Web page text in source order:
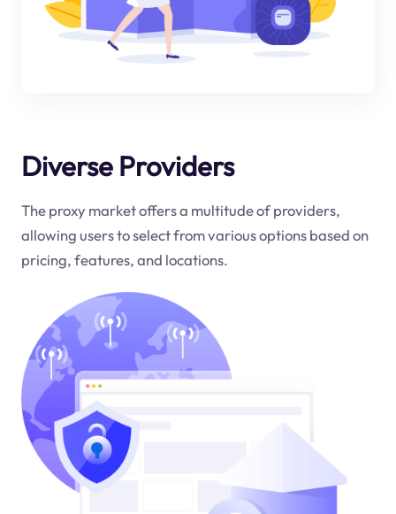
Diverse Providers
The proxy market offers a multitude of providers,
allowing users to select from various options based on
pricing, features, and locations.